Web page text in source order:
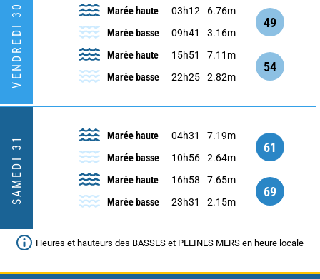
VENDREDI 30 Marée haute 03h12
6.76m
Marée basse
09h41 3.16m
49
Marée haute 15h51
7.11m
Marée basse
22h25 2.82m
54
SAMEDI 31 Marée haute 04h31
7.19m
Marée basse
10h56 2.64m
61
Marée haute 16h58
7.65m
Marée basse
23h31 2.15m
69
Heures et hauteurs des BASSES et PLEINES MERS en heure locale